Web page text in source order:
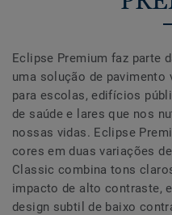
Eclipse Premium faz parte
uma solução de pavimento
para escolas, edifícios
de saúde e lares que nos
nossas vidas. Eclipse
cores em duas variações
Classic combina tons
impacto de alto contraste,
design subtil de baixo